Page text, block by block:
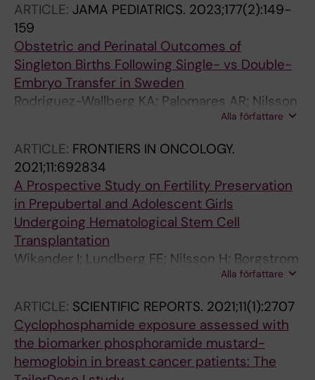
ARTICLE: JAMA PEDIATRICS. 2023;177(2):149-
159
Obstetric and Perinatal Outcomes of
Singleton Births Following Single- vs Double-
Embryo Transfer in Sweden
Rodriguez-Wallberg KA; Palomares AR; Nilsson
Alla författare
ARTICLE: FRONTIERS IN ONCOLOGY.
2021;11:692834
A Prospective Study on Fertility Preservation
in Prepubertal and Adolescent Girls
Undergoing Hematological Stem Cell
Transplantation
Wikander I; Lundberg FE; Nilsson H; Borgstrom
Alla författare
ARTICLE: SCIENTIFIC REPORTS. 2021;11(1):2707
Cyclophosphamide exposure assessed with
the biomarker phosphoramide mustard-
hemoglobin in breast cancer patients: The